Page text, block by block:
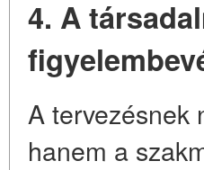
4. A
A tervezésnek
hanem a